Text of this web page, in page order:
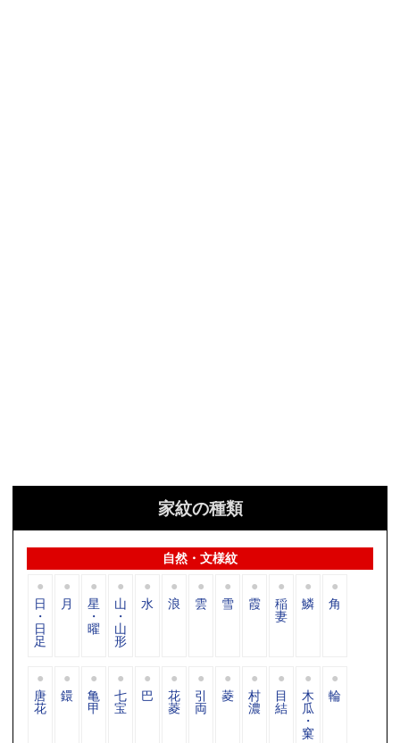
家紋の種類
自然・文様紋
日
・
日
足
月 星
・
曜
山
・
山
形
水 浪 雲 雪 霞 稲
妻
鱗 角
唐
花
鐶 亀
甲
七
宝
巴 花
菱
引
両
菱 村
濃
目
結
木
瓜
・
窠
輪